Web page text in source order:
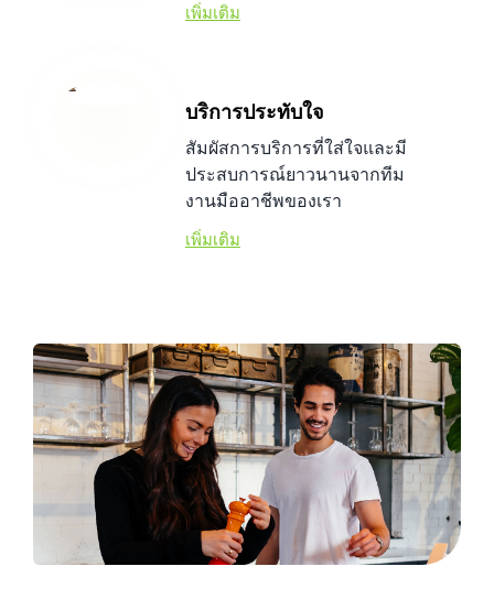
เพิ่มเติม
บริการประทับใจ
สัมผัสการบริการที่ใส่ใจและมี
ประสบการณ์ยาวนานจากทีม
งานมืออาชีพของเรา
เพิ่มเติม